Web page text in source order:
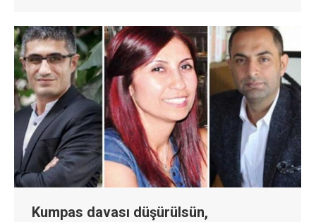
Kumpas davası düşürülsün,